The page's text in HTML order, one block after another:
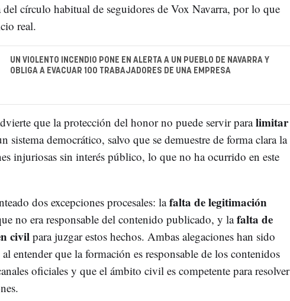
del círculo habitual de seguidores de Vox Navarra, por lo que
real.
UN VIOLENTO INCENDIO PONE EN ALERTA A UN PUEBLO DE NAVARRA Y
OBLIGA A EVACUAR 100 TRABAJADORES DE UNA EMPRESA
que la protección del honor no puede servir paralimitar
sistema democrático, salvo que se demuestre de forma clara la
injuriosas sin interés público, lo que no ha ocurrido en este
dos excepciones procesales: lafalta de legitimación
no era responsable del contenido publicado, y lafalta de
civil para juzgar estos hechos. Ambas alegaciones han sido
entender que la formación es responsable de los contenidos
oficiales y que el ámbito civil es competente para resolver